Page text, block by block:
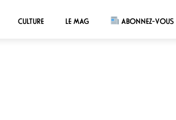
CULTURE LE MAG ABONNEZ-VOUS